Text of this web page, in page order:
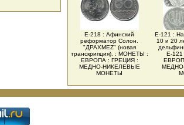
Е-218 : Афинский
реформатор Солон.
"ДРАХМЕZ" (новая
транскрипция). : МОНЕТЫ :
ЕВРОПА : ГРЕЦИЯ :
МЕДНО-НИКЕЛЕВЫЕ
МОНЕТЫ
Е-121 :
10 и 20
Е-